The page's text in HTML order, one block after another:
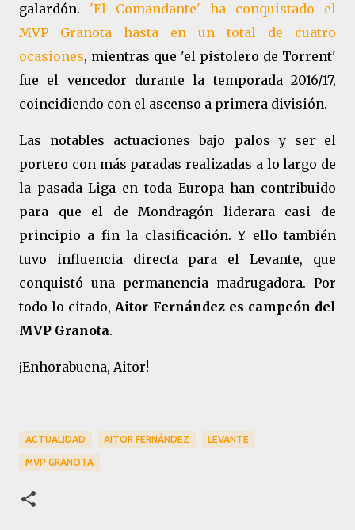
galardón. 'El Comandante' ha conquistado el
MVP Granota hasta en un total de cuatro
ocasiones, mientras que 'el pistolero de Torrent'
fue el vencedor durante la temporada 2016/17,
coincidiendo con el ascenso a primera división.
Las notables actuaciones bajo palos y ser el
portero con más paradas realizadas a lo largo de
la pasada Liga en toda Europa han contribuido
para que el de Mondragón liderara casi de
principio a fin la clasificación. Y ello también
tuvo influencia directa para el Levante, que
conquistó una permanencia madrugadora. Por
todo lo citado,Aitor Fernández es campeón del
MVP Granota.
¡Enhorabuena, Aitor!
ACTUALIDAD AITOR FERNÁNDEZ LEVANTE
MVP GRANOTA